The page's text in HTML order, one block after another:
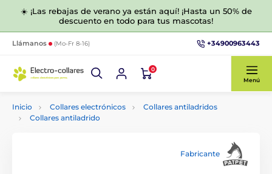
☀️ ¡Las rebajas de verano ya están aquí! ¡Hasta un 50% de
descuento en todo para tus mascotas!
Llámanos (Mo-Fr 8-16) +34900963443
0
Menú
Inicio Collares electrónicos
Collares antiladridos
Collares antiladrido
Fabricante